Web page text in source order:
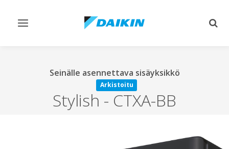
Vaihda
Seinälle asennettava sisäyksikkö
Arkistoitu
Stylish - CTXA-BB